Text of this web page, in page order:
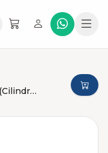
Cerradura Cisa de Sobreponer 3x3 (Cilindro Suelto)